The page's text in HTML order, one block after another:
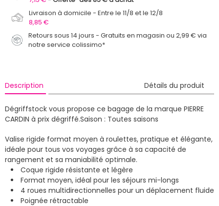
Livraison à domicile
Entre le 11/8 et le 12/8
8,85 €
Retours sous 14 jours - Gratuits en magasin ou 2,99 € via
notre service colissimo*
Description Détails du produit
Dégriffstock vous propose ce bagage de la marque PIERRE
CARDIN à prix dégriffé.Saison : Toutes saisons
Valise rigide format moyen à roulettes, pratique et élégante,
idéale pour tous vos voyages grâce à sa capacité de
rangement et sa maniabilité optimale.
Coque rigide résistante et légère
Format moyen, idéal pour les séjours mi-longs
4 roues multidirectionnelles pour un déplacement fluide
Poignée rétractable